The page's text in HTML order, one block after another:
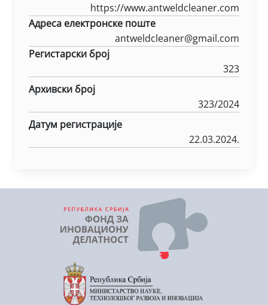
https://www.antweldcleaner.com
Адреса електронске поште
antweldcleaner@gmail.com
Регистарски број
323
Архивски број
323/2024
Датум регистрације
22.03.2024.